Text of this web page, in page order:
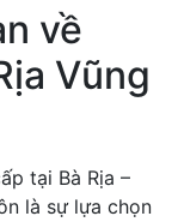
về
Vũng
tại Bà Rịa –
là sự lựa chọn